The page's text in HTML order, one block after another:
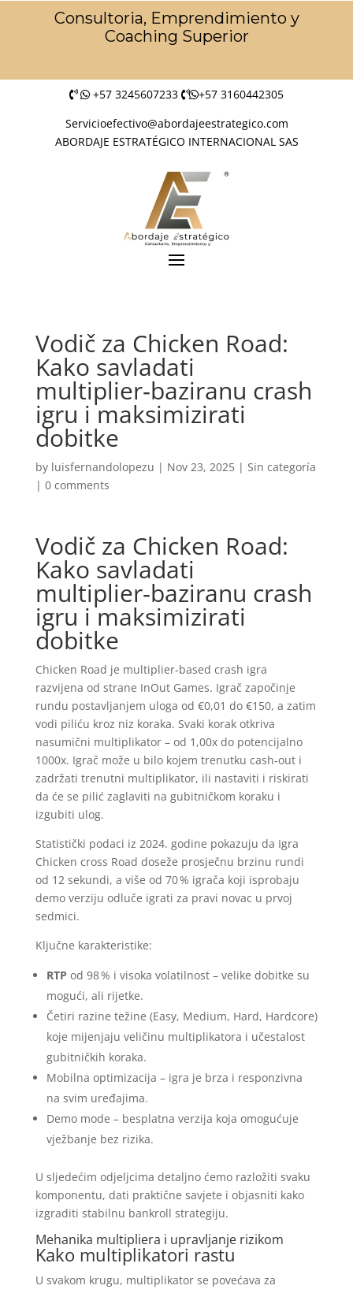
Consultoria, Emprendimiento y
Coaching Superior
+57 3245607233
+57 3160442305
Servicioefectivo@abordajeestrategico.com
ABORDAJE ESTRATÉGICO INTERNACIONAL SAS
Vodič za Chicken Road:
Kako savladati
multiplier‑baziranu crash
igru i maksimizirati
dobitke
by luisfernandolopezu | Nov 23, 2025| Sin categoría
| 0 comments
Vodič za Chicken Road:
Kako savladati
multiplier‑baziranu crash
igru i maksimizirati
dobitke
Chicken Road je multiplier‑based crash igra
razvijena od strane InOut Games. Igrač započinje
rundu postavljanjem uloga od €0,01 do €150, a zatim
vodi piliću kroz niz koraka. Svaki korak otkriva
nasumični multiplikator – od 1,00x do potencijalno
1000x. Igrač može u bilo kojem trenutku cash‑out i
zadržati trenutni multiplikator, ili nastaviti i riskirati
da će se pilić zaglaviti na gubitničkom koraku i
izgubiti ulog.
Statistički podaci iz 2024. godine pokazuju da Igra
Chicken cross Road doseže prosječnu brzinu rundi
od 12 sekundi, a više od 70 % igrača koji isprobaju
demo verziju odluče igrati za pravi novac u prvoj
sedmici.
Ključne karakteristike:
RTP od 98 % i visoka volatilnost – velike dobitke su
mogući, ali rijetke.
Četiri razine težine (Easy, Medium, Hard, Hardcore)
koje mijenjaju veličinu multiplikatora i učestalost
gubitničkih koraka.
Mobilna optimizacija – igra je brza i responzivna
na svim uređajima.
Demo mode – besplatna verzija koja omogućuje
vježbanje bez rizika.
U sljedećim odjeljcima detaljno ćemo razložiti svaku
komponentu, dati praktične savjete i objasniti kako
izgraditi stabilnu bankroll strategiju.
Mehanika multipliera i upravljanje rizikom
Kako multiplikatori rastu
U svakom krugu, multiplikator se povećava za